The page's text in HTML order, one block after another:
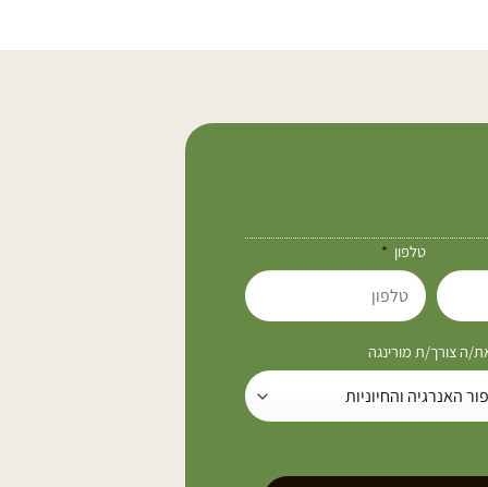
טלפון
ה צורך/ת מורינגה